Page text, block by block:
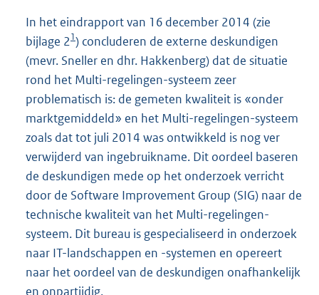
In het eindrapport van 16 december 2014 (zie
bijlage 21) concluderen de externe deskundigen
(mevr. Sneller en dhr. Hakkenberg) dat de situatie
rond het Multi-regelingen-systeem zeer
problematisch is: de gemeten kwaliteit is «onder
marktgemiddeld» en het Multi-regelingen-systeem
zoals dat tot juli 2014 was ontwikkeld is nog ver
verwijderd van ingebruikname. Dit oordeel baseren
de deskundigen mede op het onderzoek verricht
door de Software Improvement Group (SIG) naar de
technische kwaliteit van het Multi-regelingen-
systeem. Dit bureau is gespecialiseerd in onderzoek
naar IT-landschappen en -systemen en opereert
naar het oordeel van de deskundigen onafhankelijk
en onpartijdig.